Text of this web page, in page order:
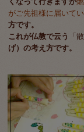
がご先祖様に届いて
方です。
これが仏教で云う
「
げ）の考え方です。